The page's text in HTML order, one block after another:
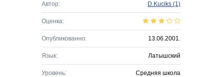
Автор: D.Kuciks (1)
Оценка:
Опубликованно: 13.06.2001.
Язык: Латышский
Уровень: Средняя школа